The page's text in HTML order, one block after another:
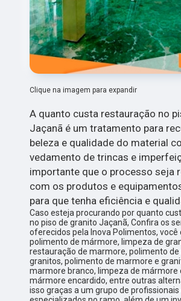
Clique na imagem para expandir
A quanto custa restauração no
Jaçanã é um tratamento para
beleza e qualidade do material
vedamento de trincas e
importante que o processo seja
com os produtos e
para que tenha eficiência e
Caso esteja procurando por quanto
no piso de granito Jaçanã, Confira os
oferecidos pela Inova Polimentos, você
polimento de mármore, limpeza de
restauração de marmore, polimento
granitos, polimento de marmore e
marmore branco, limpeza de mármore
mármore encardido, entre outras
isso graças a um grupo de